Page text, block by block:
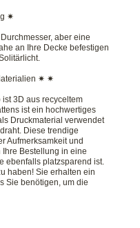
✷
aber eine
an Ihre Decke befestigen
✷ ✷
3D aus recyceltem
ist ein hochwertiges
Druckmaterial verwendet
Diese trendige
Aufmerksamkeit und
Bestellung in eine
ebenfalls platzsparend ist.
haben! Sie erhalten ein
Sie benötigen, um die